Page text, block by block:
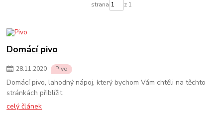
strana z 1
Domácí pivo
28.11.2020 Pivo
Domácí pivo, lahodný nápoj, který bychom Vám chtěli na těchto
stránkách přiblížit.
celý článek